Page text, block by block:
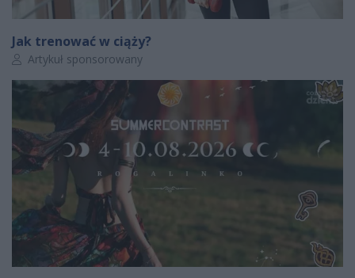
Jak trenować w ciąży?
Autor artykułu:
Artykuł sponsorowany